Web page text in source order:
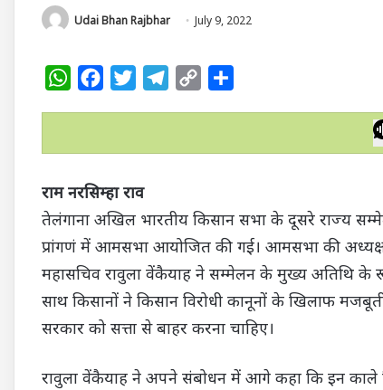
Udai Bhan Rajbhar July 9, 2022
W
t
A
p
p
e
o
o
k
t
e
e
a
m
y
n
k
r
राम नरसिम्हा राव
तेलंगाना अखिल भारतीय किसान सभा के दूसरे राज्य
प्रांगणं में आमसभा आयोजित की गई। आमसभा की
महासचिव रावुला वेंकैयाह ने सम्मेलन के मुख्य अतिथि
साथ किसानों ने किसान विरोधी कानूनों के खिलाफ
सरकार को सत्ता से बाहर करना चाहिए।
रावुला वेंकैयाह ने अपने संबोधन में आगे कहा कि इन